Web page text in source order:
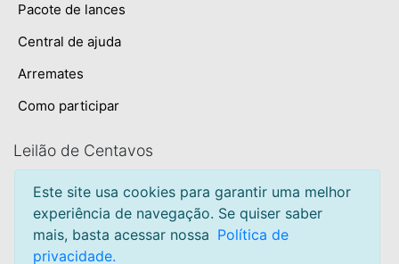
Pacote de lances
Central de ajuda
Arremates
Como participar
Leilão de Centavos
Termos e condições
Privacidade
Este site usa cookies para garantir uma melhor
experiência de navegação. Se quiser saber
mais, basta acessar nossa Política de
privacidade.